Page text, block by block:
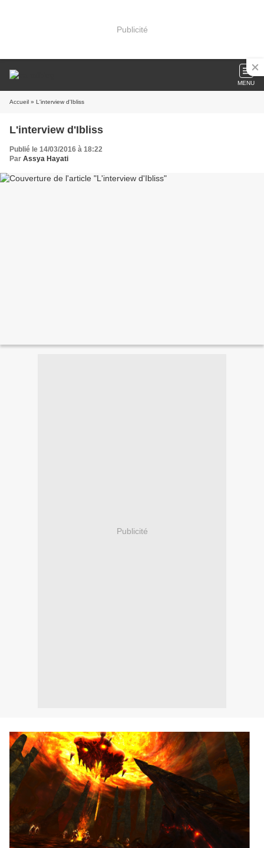
Publicité
MENU
Accueil » L'interview d'Ibliss
L'interview d'Ibliss
Publié le 14/03/2016 à 18:22
Par Assya Hayati
Publicité